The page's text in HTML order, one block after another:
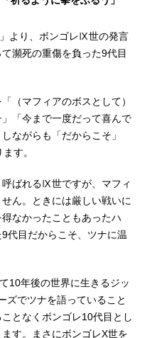
より、ボンゴレⅨ世の発言
瀕死の重傷を負った9代目
（マフィアのボスとして）
「今まで一度だって喜んで
ながらも「だからこそ」
す。
ばれるⅨ世ですが、マフィ
ん。ときには厳しい戦いに
なかったこともあったハ
代目だからこそ、ツナに温
10年後の世界に生きるジッ
ズでツナを語っていること
となくボンゴレ10代目とし
す。まさにボンゴレX世を